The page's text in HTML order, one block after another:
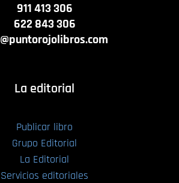
911 413 306
622 843 306
La editorial
Publicar libro
Grupo Editorial
La Editorial
Servicios editoriales